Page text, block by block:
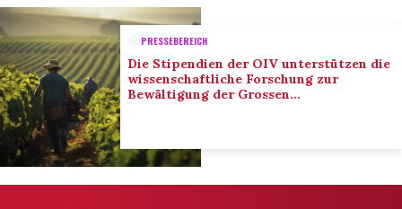
PRESSEBEREICH
Die Stipendien der OIV unterstützen die
wissenschaftliche Forschung zur
Bewältigung der Grossen